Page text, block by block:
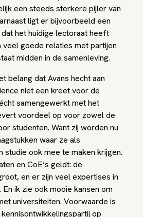
een steeds sterkere pijler van
ligt er bijvoorbeeld een
het huidige lectoraat heeft
veel goede relaties met partijen
midden in de samenleving.
belang dat Avans hecht aan
niet een kreet voor de
samengewerkt met het
voordeel op voor zowel de
studenten. Want zij worden nu
waar ze als
studie ook mee te maken krijgen.
en CoE’s geldt: de
en er zijn veel expertises in
ik zie ook mooie kansen om
universiteiten. Voorwaarde is
op